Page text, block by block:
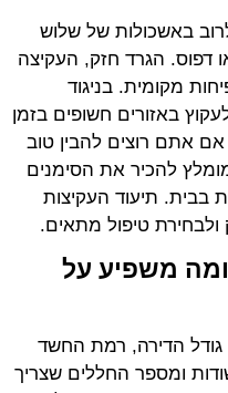
באשכולות של שלוש
דפוס. הגרד חזק, העקיצה
מקומית. בניגוד
באזורים חשופים בזמן
אם אתם רוצים להבין טוב
להכיר את הסימנים
בבית. תיעוד העקיצות
ולבחירת טיפול מתאים.
משפיע על
הדירה, רמת החשד
ומספר החללים שצריך